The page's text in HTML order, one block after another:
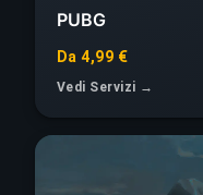
PUBG
Da 4,99 €
Vedi Servizi →